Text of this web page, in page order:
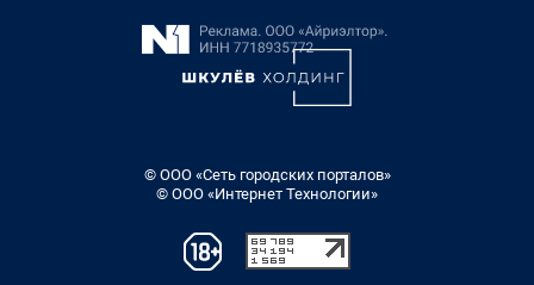
© ООО «Сеть городских порталов»
© ООО «Интернет Технологии»